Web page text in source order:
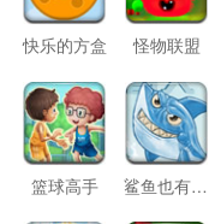
快乐的方盒 怪物联盟
篮球高手 鲨鱼也有春天